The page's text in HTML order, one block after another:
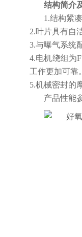
结构简介
1.结构紧
2.叶片具有自
3.与曝气系统
4.电机绕组为
工作更加可靠。
5.机械密封的
产品性能